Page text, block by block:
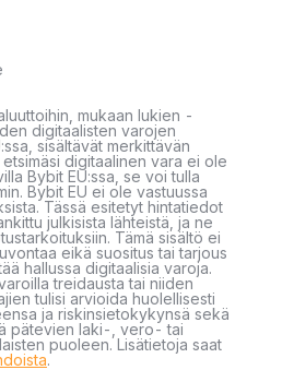
mukaan lukien -
digitaalisten varojen
sisältävät merkittävän
digitaalinen vara ei ole
Bybit EU:ssa, se voi tulla
Bybit EU ei ole vastuussa
Tässä esitetyt hintatiedot
julkisista lähteistä, ja ne
Tämä sisältö ei
eikä suositus tai tarjous
hallussa digitaalisia varoja.
treidausta tai niiden
tulisi arvioida huolellisesti
ja riskinsietokykynsä sekä
pätevien laki-, vero- tai
puoleen. Lisätietoja saat
.